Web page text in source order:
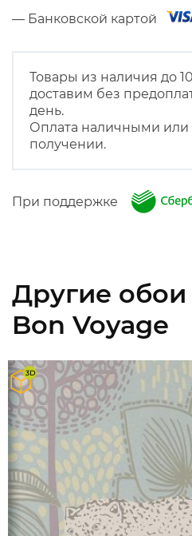
— Банковской картой
Товары из наличия до
доставим без
день.
Оплата наличными или
получении.
При поддержке
Другие обои
Bon Voyage